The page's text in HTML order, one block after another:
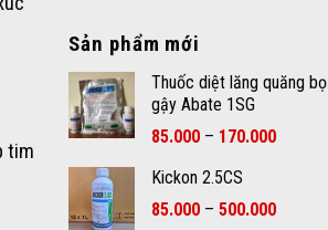
tim
Sản phẩm mới
Thuốc diệt lăng quăng bọ
gậy Abate 1SG
85.000 – 170.000Khoảng
85.000₫
Kickon 2.5CS
85.000 – 500.000Khoảng